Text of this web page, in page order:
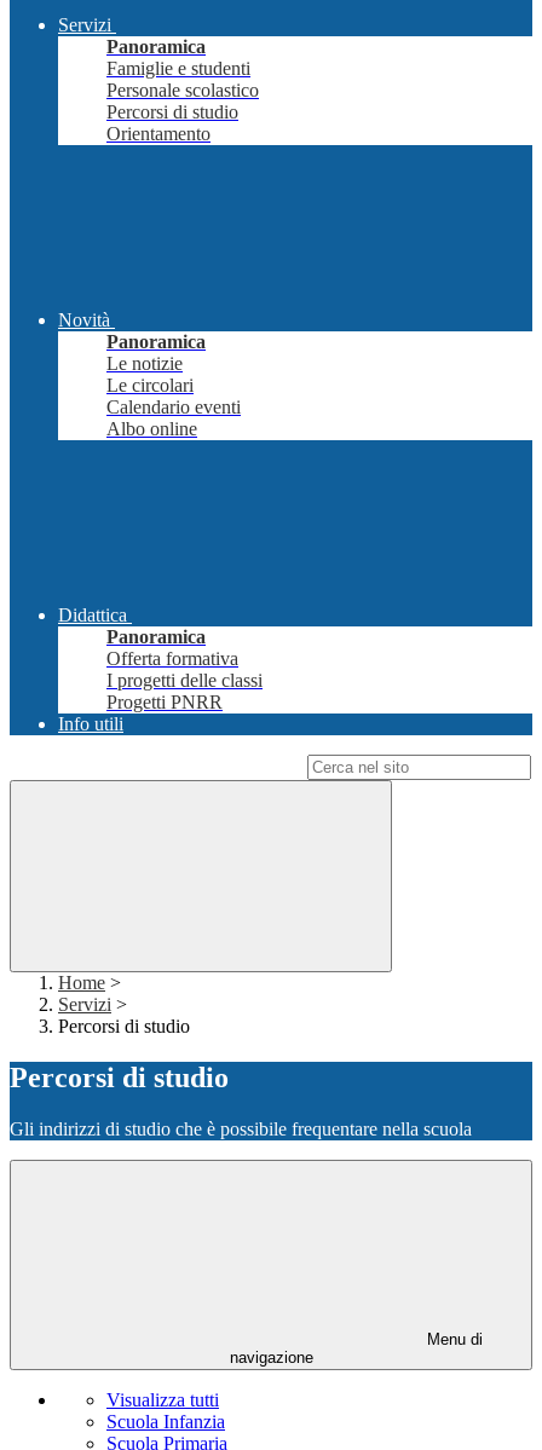
Servizi
Panoramica
Famiglie e studenti
Personale scolastico
Percorsi di studio
Orientamento
Novità
Panoramica
Le notizie
Le circolari
Calendario eventi
Albo online
Didattica
Panoramica
Offerta formativa
I progetti delle classi
Progetti PNRR
Info utili
Home >
Servizi >
Percorsi di studio
Percorsi di studio
Gli indirizzi di studio che è possibile frequentare nella scuola
Menu di
navigazione
Visualizza tutti
Scuola Infanzia
Scuola Primaria